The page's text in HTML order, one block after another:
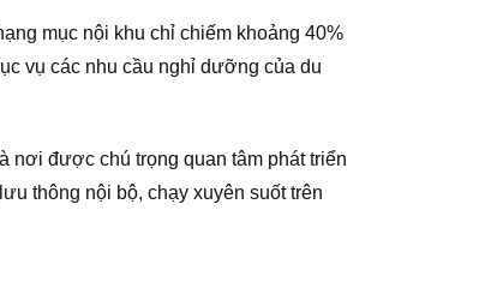
mục nội khu chỉ chiếm khoảng 40%
vụ các nhu cầu nghỉ dưỡng của du
nơi được chú trọng quan tâm phát triển
thông nội bộ, chạy xuyên suốt trên